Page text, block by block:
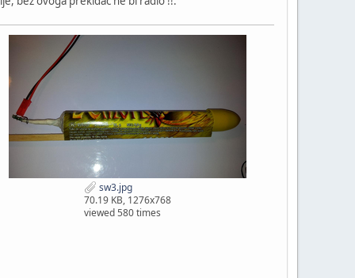
sw3.jpg
70.19 KB, 1276x768
viewed 580 times